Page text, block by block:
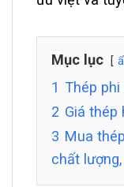
Mục lục
1 Thép phi
2 Giá thép
3 Mua
chất